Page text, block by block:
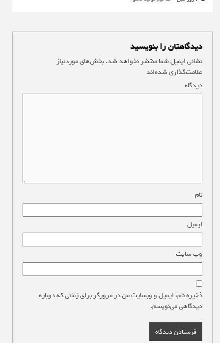
دیدگاهتان را بنویسید
نشانی ایمیل شما منتشر نخواهد شد.بخش‌های موردنیاز
علامت‌گذاری شده‌اند
دیدگاه
نام
ایمیل
وب‌ سایت
ذخیره نام، ایمیل و وبسایت من در مرورگر برای زمانی که دوباره
دیدگاهی می‌نویسم.